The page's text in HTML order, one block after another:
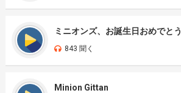
ミニオンズ、お誕生日おめでとう
843 聞く
Minion Gittan